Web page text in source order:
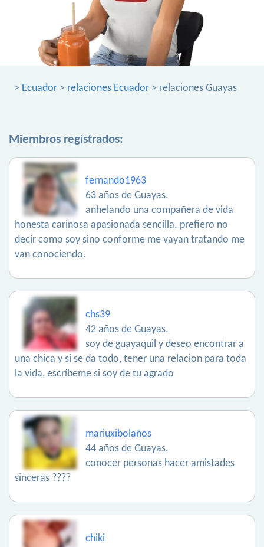
> Ecuador > relaciones Ecuador > relaciones Guayas
Miembros registrados:
fernando1963
63 años de Guayas.
anhelando una compañera de vida
honesta cariñosa apasionada sencilla. prefiero no
decir como soy sino conforme me vayan tratando me
van conociendo.
chs39
42 años de Guayas.
soy de guayaquil y deseo encontrar a
una chica y si se da todo, tener una relacion para toda
la vida, escríbeme si soy de tu agrado
mariuxibolaños
44 años de Guayas.
conocer personas hacer amistades
sinceras ????
chiki